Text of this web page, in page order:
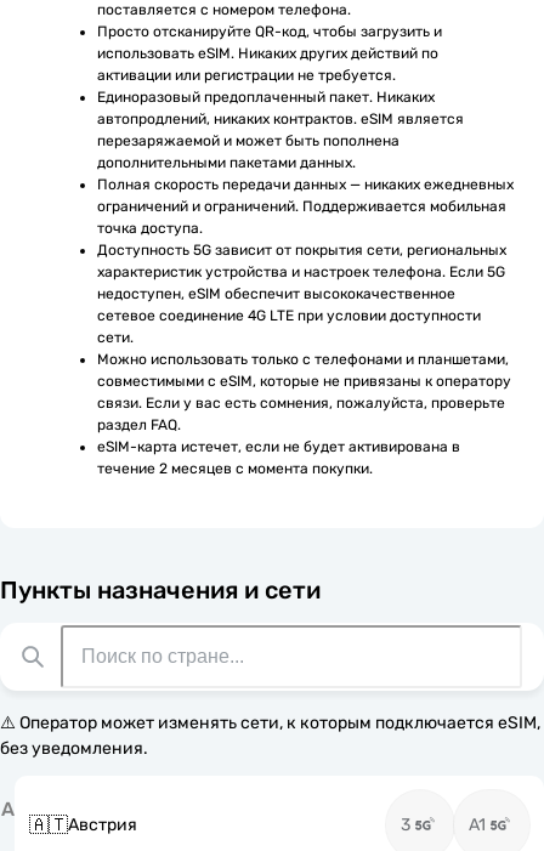
поставляется с номером телефона.
Просто отсканируйте QR-код, чтобы загрузить и
использовать eSIM. Никаких других действий по
активации или регистрации не требуется.
Единоразовый предоплаченный пакет. Никаких
автопродлений, никаких контрактов. eSIM является
перезаряжаемой и может быть пополнена
дополнительными пакетами данных.
Полная скорость передачи данных — никаких ежедневных
ограничений и ограничений. Поддерживается мобильная
точка доступа.
Доступность 5G зависит от покрытия сети, региональных
характеристик устройства и настроек телефона. Если 5G
недоступен, eSIM обеспечит высококачественное
сетевое соединение 4G LTE при условии доступности
сети.
Можно использовать только с телефонами и планшетами,
совместимыми с eSIM, которые не привязаны к оператору
связи. Если у вас есть сомнения, пожалуйста, проверьте
раздел FAQ.
eSIM-карта истечет, если не будет активирована в
течение 2 месяцев с момента покупки.
Пункты назначения и сети
⚠️ Оператор может изменять сети, к которым подключается eSIM,
без уведомления.
А
🇦🇹Австрия 3 A1